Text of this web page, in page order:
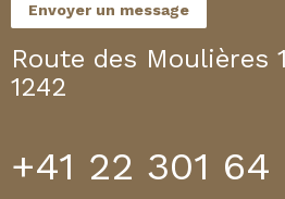
Envoyer un message
Route des Moulières
1242
+41 22 301 64